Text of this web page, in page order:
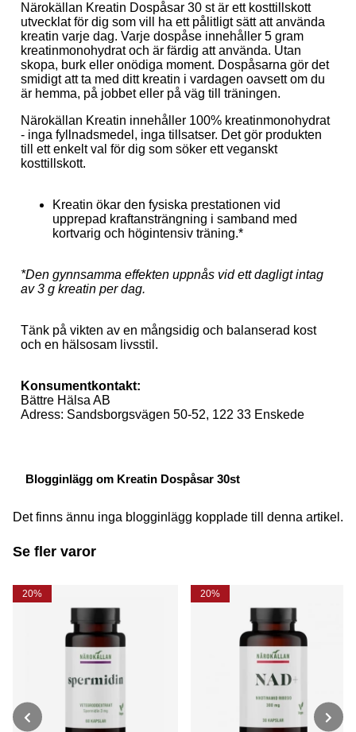
Närokällan Kreatin Dospåsar 30 st är ett kosttillskott
utvecklat för dig som vill ha ett pålitligt sätt att använda
kreatin varje dag. Varje dospåse innehåller 5 gram
kreatinmonohydrat och är färdig att använda. Utan
skopa, burk eller onödiga moment. Dospåsarna gör det
smidigt att ta med ditt kreatin i vardagen oavsett om du
är hemma, på jobbet eller på väg till träningen.
Närokällan Kreatin innehåller 100% kreatinmonohydrat
- inga fyllnadsmedel, inga tillsatser. Det gör produkten
till ett enkelt val för dig som söker ett veganskt
kosttillskott.
Kreatin ökar den fysiska prestationen vid
upprepad kraftansträngning i samband med
kortvarig och högintensiv träning.*
*Den gynnsamma effekten uppnås vid ett dagligt intag
av 3 g kreatin per dag.
Tänk på vikten av en mångsidig och balanserad kost
och en hälsosam livsstil.
Konsumentkontakt:
Bättre Hälsa AB
Adress: Sandsborgsvägen 50-52, 122 33 Enskede
Blogginlägg om Kreatin Dospåsar 30st
Det finns ännu inga blogginlägg kopplade till denna artikel.
Se fler varor
20% 20%